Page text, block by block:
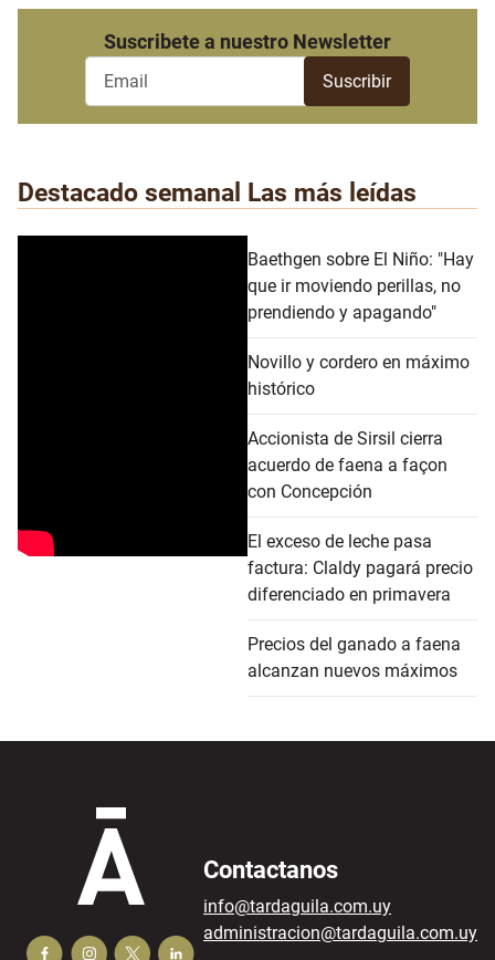
Suscribete a nuestro Newsletter
Destacado semanal Las más leídas
Baethgen sobre El Niño: "Hay
que ir moviendo perillas, no
prendiendo y apagando"
Novillo y cordero en máximo
histórico
Accionista de Sirsil cierra
acuerdo de faena a façon
con Concepción
El exceso de leche pasa
factura: Claldy pagará precio
diferenciado en primavera
Precios del ganado a faena
alcanzan nuevos máximos
Contactanos
info@tardaguila.com.uy
administracion@tardaguila.com.uy